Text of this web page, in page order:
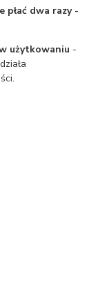
płać dwa razy -
użytkowaniu -